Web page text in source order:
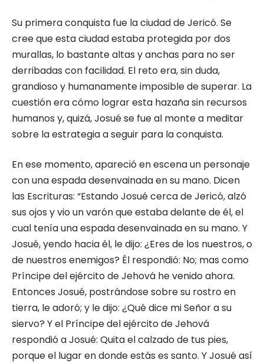
Su primera conquista fue la ciudad de Jericó. Se
cree que esta ciudad estaba protegida por dos
murallas, lo bastante altas y anchas para no ser
derribadas con facilidad. El reto era, sin duda,
grandioso y humanamente imposible de superar. La
cuestión era cómo lograr esta hazaña sin recursos
humanos y, quizá, Josué se fue al monte a meditar
sobre la estrategia a seguir para la conquista.
En ese momento, apareció en escena un personaje
con una espada desenvainada en su mano. Dicen
las Escrituras: “Estando Josué cerca de Jericó, alzó
sus ojos y vio un varón que estaba delante de él, el
cual tenía una espada desenvainada en su mano. Y
Josué, yendo hacia él, le dijo: ¿Eres de los nuestros, o
de nuestros enemigos? Él respondió: No; mas como
Príncipe del ejército de Jehová he venido ahora.
Entonces Josué, postrándose sobre su rostro en
tierra, le adoró; y le dijo: ¿Qué dice mi Señor a su
siervo? Y el Príncipe del ejército de Jehová
respondió a Josué: Quita el calzado de tus pies,
porque el lugar en donde estás es santo. Y Josué así